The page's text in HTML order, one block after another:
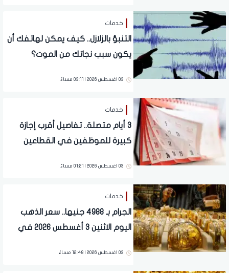
خدمات
التنبؤ بالزلازل.. كيف يمكن لهاتفك أن
يكون سبب نجاتك من الموت؟
03 اغسطس 2026 | 03:11 مساءً
خدمات
3 أيام متصلة.. تفاصيل أقرب إجازة
كبيرة للموظفين في القطاعين
03 اغسطس 2026 | 01:21 مساءً
خدمات
الجرام بـ 4988 جنيها.. سعر الذهب
اليوم الاثنين 3 أغسطس 2026 في
03 اغسطس 2026 | 12:48 مساءً